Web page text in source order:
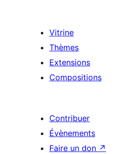
Vitrine
Thèmes
Extensions
Compositions
Contribuer
Évènements
Faire un don ↗